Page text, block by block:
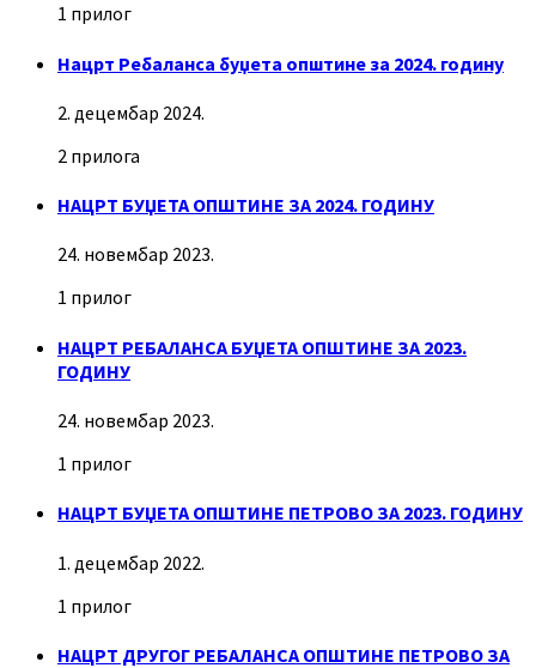
1 прилог
Нацрт Ребаланса буџета општине за 2024. годину
2. децембар 2024.
2 прилога
НАЦРТ БУЏЕТА ОПШТИНЕ ЗА 2024. ГОДИНУ
24. новембар 2023.
1 прилог
НАЦРТ РЕБАЛАНСА БУЏЕТА ОПШТИНЕ ЗА 2023.
ГОДИНУ
24. новембар 2023.
1 прилог
НАЦРТ БУЏЕТА ОПШТИНЕ ПЕТРОВО ЗА 2023. ГОДИНУ
1. децембар 2022.
1 прилог
НАЦРТ ДРУГОГ РЕБАЛАНСА ОПШТИНЕ ПЕТРОВО ЗА